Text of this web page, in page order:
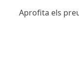
Aprofita els